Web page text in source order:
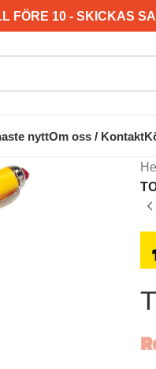
FÖRE 10 - SKICKAS
nyttOm oss / Kontakt